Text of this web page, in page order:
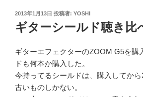
投
稿
日:
2013年1月13日 投稿者: YOSHI
ギターシールド聴き比
ギターエフェクターのZOOM G5を購
ドも何本か購入した。
今持ってるシールドは、購入してか
古いものしかない。